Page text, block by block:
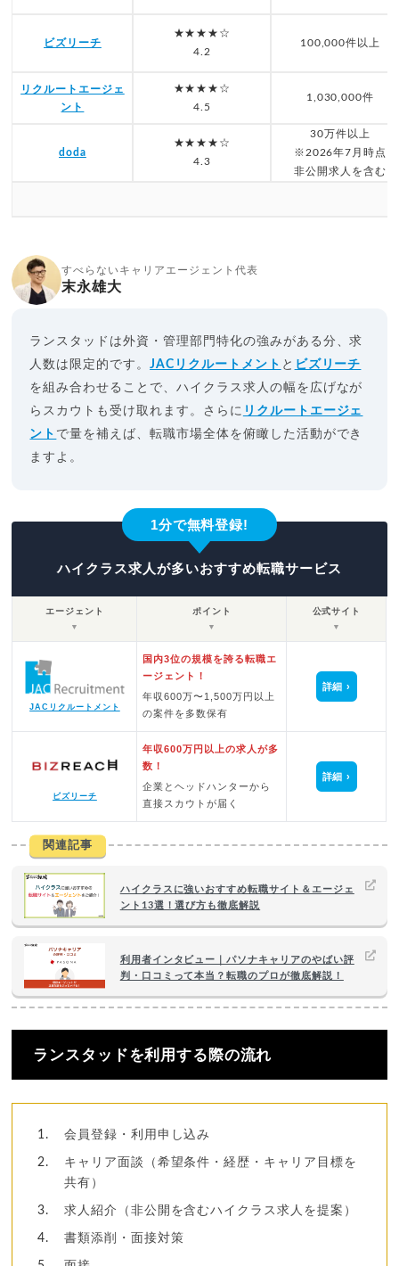
ビズリーチ
★★★★☆
4.2
100,000件以上
リクルートエージェ
ント
★★★★☆
4.5
1,030,000件
doda
★★★★☆
4.3
30万件以上
※2026年7月時点
非公開求人を含む
すべらないキャリアエージェント代表
末永雄大
ランスタッドは外資・管理部門特化の強みがある分、求
人数は限定的です。JACリクルートメント と ビズリーチ
を組み合わせることで、ハイクラス求人の幅を広げなが
らスカウトも受け取れます。さらに リクルートエージェ
ント で量を補えば、転職市場全体を俯瞰した活動ができ
ますよ。
1分で無料登録!
ハイクラス求人が多いおすすめ転職サービス
エージェント
▼
ポイント
▼
公式サイト
▼
JACリクルートメント
国内3位の規模を誇る転職エ
ージェント！
年収600万〜1,500万円以上
の案件を多数保有
詳細
ビズリーチ
年収600万円以上の求人が多
数！
企業とヘッドハンターから
直接スカウトが届く
詳細
関連記事
ハイクラスに強いおすすめ転職サイト＆エージェ
ント13選！選び方も徹底解説
利用者インタビュー｜パソナキャリアのやばい評
判・口コミって本当？転職のプロが徹底解説！
ランスタッドを利用する際の流れ
会員登録・利用申し込み
キャリア面談（希望条件・経歴・キャリア目標を
共有）
求人紹介（非公開を含むハイクラス求人を提案）
書類添削・面接対策